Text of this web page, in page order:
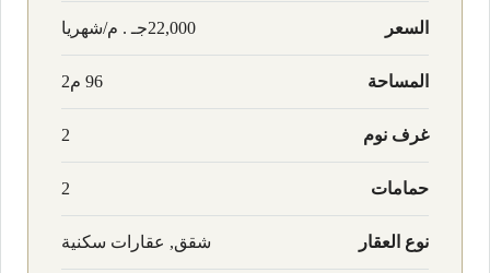
السعر 22,000جـ . م/شهريا
المساحة 96 م2
غرف نوم 2
حمامات 2
نوع العقار شقق, عقارات سكنية